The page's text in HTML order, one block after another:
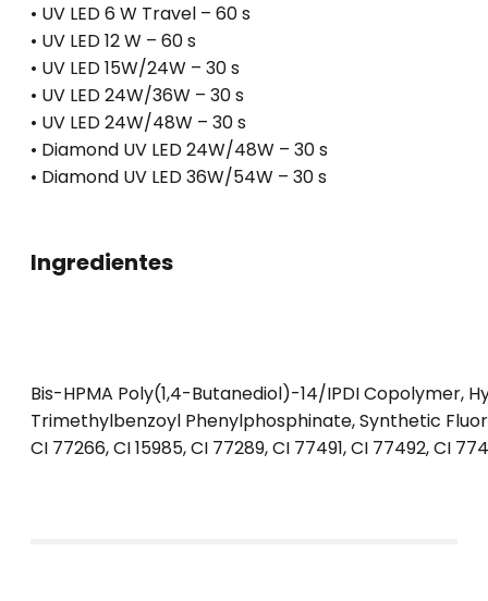
• UV LED 6 W Travel – 60 s
• UV LED 12 W – 60 s
• UV LED 15W/24W – 30 s
• UV LED 24W/36W – 30 s
• UV LED 24W/48W – 30 s
• Diamond UV LED 24W/48W – 30 s
• Diamond UV LED 36W/54W – 30 s
Ingredientes
Bis-HPMA Poly(1,4-Butanediol)-14/IPDI Copolymer,
Trimethylbenzoyl Phenylphosphinate, Synthetic
CI 77266, CI 15985, CI 77289, CI 77491, CI 77492, CI